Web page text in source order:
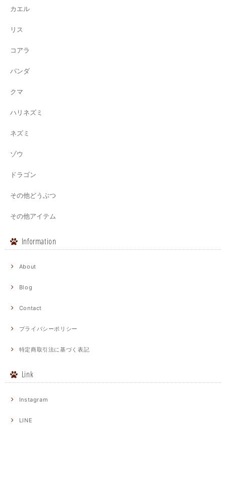
カエル
リス
コアラ
パンダ
クマ
ハリネズミ
ネズミ
ゾウ
ドラゴン
その他どうぶつ
その他アイテム
Information
About
Blog
Contact
プライバシーポリシー
特定商取引法に基づく表記
Link
Instagram
LINE